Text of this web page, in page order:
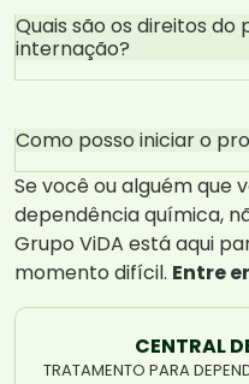
Quais são os direitos
internação?
Como posso iniciar o
Se você ou alguém que
dependência química,
Grupo ViDA está aqui
momento difícil. Entre
CENTRAL
TRATAMENTO PARA